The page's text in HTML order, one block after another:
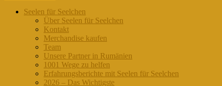
Seelen für Seelchen
Über Seelen für Seelchen
Kontakt
Merchandise kaufen
Team
Unsere Partner in Rumänien
1001 Wege zu helfen
Erfahrungsberichte mit Seelen für Seelchen
2026 – Das Wichtigste